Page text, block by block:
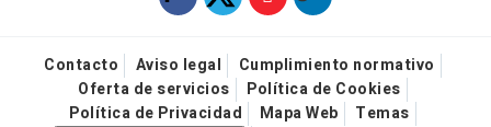
Contacto Aviso legal
Cumplimiento normativo
Oferta de servicios
Política de Cookies
Política de Privacidad
Mapa Web Temas